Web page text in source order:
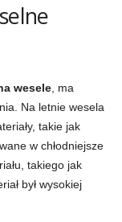
wesele , ma
Na letnie wesela
takie jak
w chłodniejsze
takiego jak
był wysokiej